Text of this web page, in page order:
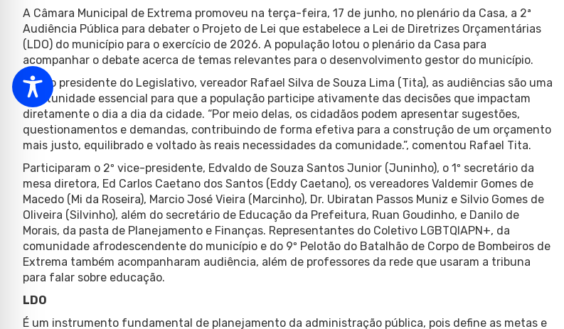
A Câmara Municipal de Extrema promoveu na terça-feira, 17 de junho, no plenário da Casa, a 2ª
Audiência Pública para debater o Projeto de Lei que estabelece a Lei de Diretrizes Orçamentárias
(LDO) do município para o exercício de 2026. A população lotou o plenário da Casa para
acompanhar o debate acerca de temas relevantes para o desenvolvimento gestor do município.
Para o presidente do Legislativo, vereador Rafael Silva de Souza Lima (Tita), as audiências são uma
oportunidade essencial para que a população participe ativamente das decisões que impactam
diretamente o dia a dia da cidade. “Por meio delas, os cidadãos podem apresentar sugestões,
questionamentos e demandas, contribuindo de forma efetiva para a construção de um orçamento
mais justo, equilibrado e voltado às reais necessidades da comunidade.”, comentou Rafael Tita.
Participaram o 2º vice-presidente, Edvaldo de Souza Santos Junior (Juninho), o 1º secretário da
mesa diretora, Ed Carlos Caetano dos Santos (Eddy Caetano), os vereadores Valdemir Gomes de
Macedo (Mi da Roseira), Marcio José Vieira (Marcinho), Dr. Ubiratan Passos Muniz e Silvio Gomes de
Oliveira (Silvinho), além do secretário de Educação da Prefeitura, Ruan Goudinho, e Danilo de
Morais, da pasta de Planejamento e Finanças. Representantes do Coletivo LGBTQIAPN+, da
comunidade afrodescendente do município e do 9º Pelotão do Batalhão de Corpo de Bombeiros de
Extrema também acompanharam audiência, além de professores da rede que usaram a tribuna
para falar sobre educação.
LDO
É um instrumento fundamental de planejamento da administração pública, pois define as metas e